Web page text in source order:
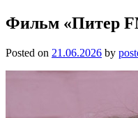
Фильм «Питер
Posted on 21.06.2026 by